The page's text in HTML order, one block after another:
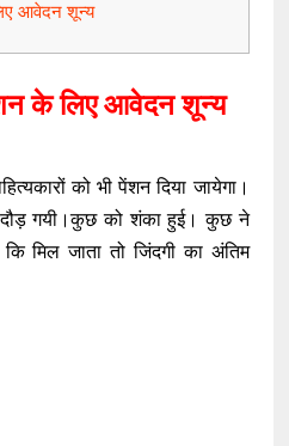
आवेदन शून्य
के लिए आवेदन शून्य
को भी पेंशन दिया जायेगा।
दौड़ गयी।कुछ को शंका हुई। कुछ ने
मिल जाता तो जिंदगी का अंतिम